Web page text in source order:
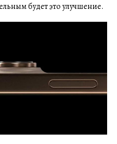
будет это улучшение.